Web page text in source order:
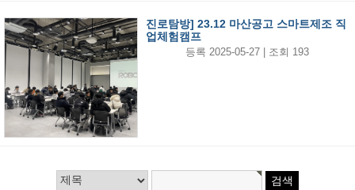
진로탐방] 23.12 마산공고 스마트제조 직
업체험캠프
등록 2025-05-27 | 조회 193